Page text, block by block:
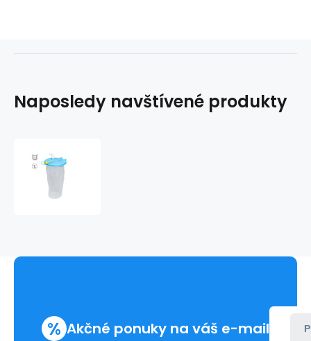
Naposledy navštívené produkty
% Akčné ponuky na váš e-mail